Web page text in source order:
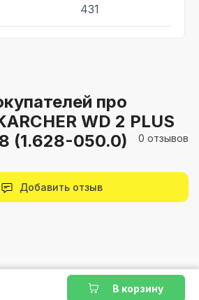
431
про
WD 2 PLUS
(1.628-050.0)
0 отзывов
Добавить отзыв
В корзину